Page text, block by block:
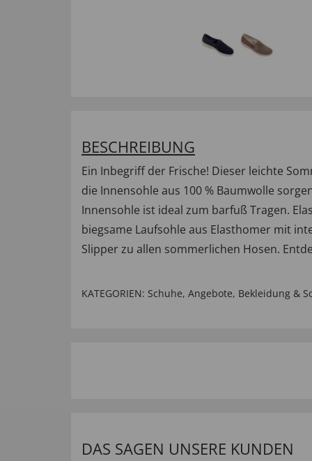
BESCHREIBUNG
Ein Inbegriff der Frische! Dieser leichte
die Innensohle aus 100 % Baumwolle
Innensohle ist ideal zum barfuß Tragen.
biegsame Laufsohle aus Elasthomer mit
Slipper zu allen sommerlichen Hosen.
KATEGORIEN: Schuhe, Angebote, Bekleidung &
DAS SAGEN UNSERE KUNDEN